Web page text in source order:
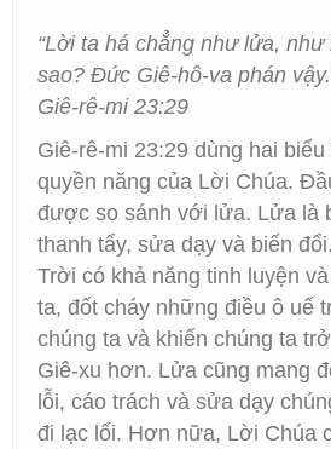
“Lời ta há chẳng như lửa,
sao? Đức Giê-hô-va phán
Giê-rê-mi 23:29
Giê-rê-mi 23:29 dùng hai
quyền năng của Lời Chúa.
được so sánh với lửa. Lửa là
thanh tẩy, sửa dạy và biến
Trời có khả năng tinh luyện
ta, đốt cháy những điều ô uế
chúng ta và khiến chúng ta
Giê-xu hơn. Lửa cũng mang
lỗi, cáo trách và sửa dạy
đi lạc lối. Hơn nữa, Lời Chúa